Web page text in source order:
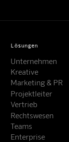
Lösungen
Unternehmen
Kreative
Marketing & PR
Projektleiter
Vertrieb
Rechtswesen
Teams
Enterprise